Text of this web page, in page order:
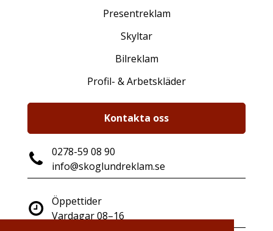
Presentreklam
Skyltar
Bilreklam
Profil- & Arbetskläder
Kontakta oss
0278-59 08 90
info@skoglundreklam.se
Öppettider
Vardagar 08–16